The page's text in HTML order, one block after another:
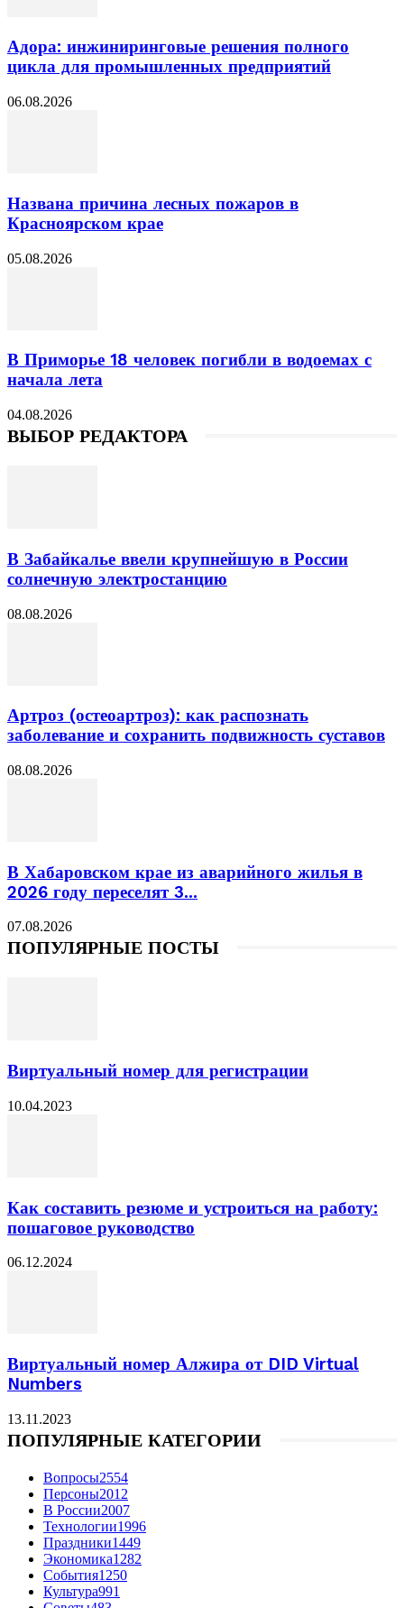
Адора: инжиниринговые решения полного
цикла для промышленных предприятий
06.08.2026
Названа причина лесных пожаров в
Красноярском крае
05.08.2026
В Приморье 18 человек погибли в водоемах с
начала лета
04.08.2026
ВЫБОР РЕДАКТОРА
В Забайкалье ввели крупнейшую в России
солнечную электростанцию
08.08.2026
Артроз (остеоартроз): как распознать
заболевание и сохранить подвижность суставов
08.08.2026
В Хабаровском крае из аварийного жилья в
2026 году переселят 3...
07.08.2026
ПОПУЛЯРНЫЕ ПОСТЫ
Виртуальный номер для регистрации
10.04.2023
Как составить резюме и устроиться на работу:
пошаговое руководство
06.12.2024
Виртуальный номер Алжира от DID Virtual
Numbers
13.11.2023
ПОПУЛЯРНЫЕ КАТЕГОРИИ
Вопросы2554
Персоны2012
В России2007
Технологии1996
Праздники1449
Экономика1282
События1250
Культура991